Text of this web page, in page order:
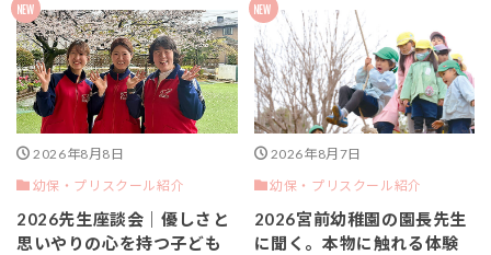
2026年8月8日
幼保・プリスクール紹介
2026先生座談会｜優しさと
思いやりの心を持つ子ども
2026年8月7日
幼保・プリスクール紹介
2026宮前幼稚園の園長先生
に聞く。本物に触れる体験